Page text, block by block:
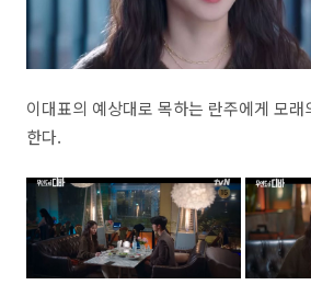
이대표의 예상대로 목하는 란주에게 모
한다.